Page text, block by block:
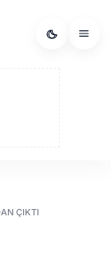
ÇIKTI